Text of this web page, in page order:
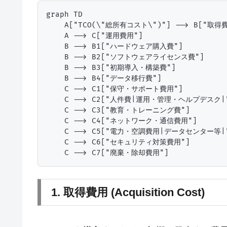
graph TD
A["TCO(\"総所有コスト\")"] --> B["取得費
    A --> C["運用費用"]
    B --> B1["ハードウェア購入費"]
    B --> B2["ソフトウェアライセンス費"]
    B --> B3["初期導入・構築費"]
    B --> B4["データ移行費"]
    C --> C1["保守・サポート費用"]
C --> C2["人件費|運用・管理・ヘルプデスク
    C --> C3["教育・トレーニング費"]
    C --> C4["ネットワーク・通信費用"]
C --> C5["電力・空調費用|データセンター等
    C --> C6["セキュリティ対策費用"]
1. 取得費用 (Acquisition Cost)